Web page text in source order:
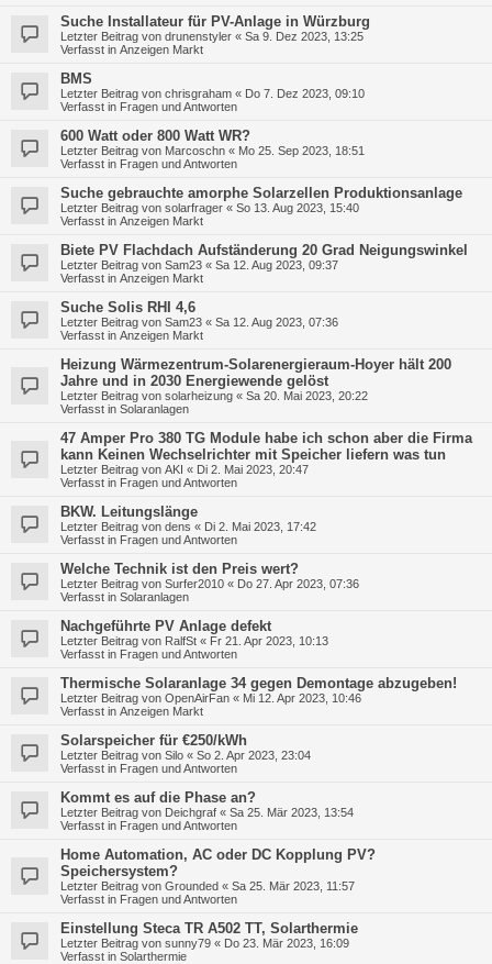
Suche Installateur für PV-Anlage in Würzburg
Letzter Beitrag von drunenstyler « Sa 9. Dez 2023, 13:25
Verfasst in Anzeigen Markt
BMS
Letzter Beitrag von chrisgraham « Do 7. Dez 2023, 09:10
Verfasst in Fragen und Antworten
600 Watt oder 800 Watt WR?
Letzter Beitrag von Marcoschn « Mo 25. Sep 2023, 18:51
Verfasst in Fragen und Antworten
Suche gebrauchte amorphe Solarzellen Produktionsanlage
Letzter Beitrag von solarfrager « So 13. Aug 2023, 15:40
Verfasst in Anzeigen Markt
Biete PV Flachdach Aufständerung 20 Grad Neigungswinkel
Letzter Beitrag von Sam23 « Sa 12. Aug 2023, 09:37
Verfasst in Anzeigen Markt
Suche Solis RHI 4,6
Letzter Beitrag von Sam23 « Sa 12. Aug 2023, 07:36
Verfasst in Anzeigen Markt
Heizung Wärmezentrum-Solarenergieraum-Hoyer hält 200
Jahre und in 2030 Energiewende gelöst
Letzter Beitrag von solarheizung « Sa 20. Mai 2023, 20:22
Verfasst in Solaranlagen
47 Amper Pro 380 TG Module habe ich schon aber die Firma
kann Keinen Wechselrichter mit Speicher liefern was tun
Letzter Beitrag von AKI « Di 2. Mai 2023, 20:47
Verfasst in Fragen und Antworten
BKW. Leitungslänge
Letzter Beitrag von dens « Di 2. Mai 2023, 17:42
Verfasst in Fragen und Antworten
Welche Technik ist den Preis wert?
Letzter Beitrag von Surfer2010 « Do 27. Apr 2023, 07:36
Verfasst in Solaranlagen
Nachgeführte PV Anlage defekt
Letzter Beitrag von RalfSt « Fr 21. Apr 2023, 10:13
Verfasst in Fragen und Antworten
Thermische Solaranlage 34 gegen Demontage abzugeben!
Letzter Beitrag von OpenAirFan « Mi 12. Apr 2023, 10:46
Verfasst in Anzeigen Markt
Solarspeicher für €250/kWh
Letzter Beitrag von Silo « So 2. Apr 2023, 23:04
Verfasst in Fragen und Antworten
Kommt es auf die Phase an?
Letzter Beitrag von Deichgraf « Sa 25. Mär 2023, 13:54
Verfasst in Fragen und Antworten
Home Automation, AC oder DC Kopplung PV?
Speichersystem?
Letzter Beitrag von Grounded « Sa 25. Mär 2023, 11:57
Verfasst in Fragen und Antworten
Einstellung Steca TR A502 TT, Solarthermie
Letzter Beitrag von sunny79 « Do 23. Mär 2023, 16:09
Verfasst in Solarthermie